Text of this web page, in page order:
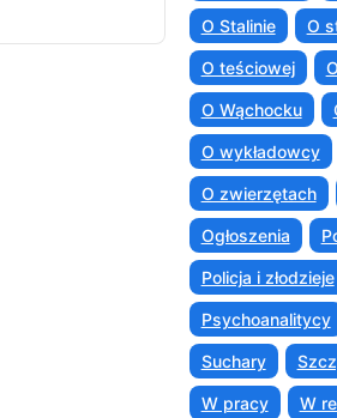
O Stalinie O
O teściowej
O Wąchocku
O wykładowcy
O zwierzętach
Ogłoszenia
Policja i złodzieje
Psychoanalitycy
Suchary
W pracy W